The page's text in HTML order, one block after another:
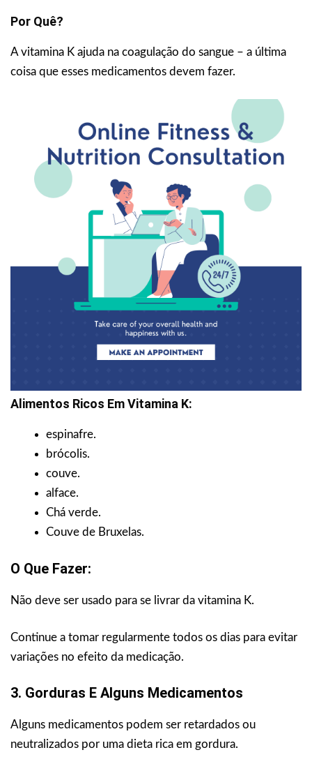
Por Quê?
A vitamina K ajuda na coagulação do sangue – a última
coisa que esses medicamentos devem fazer.
Alimentos Ricos Em Vitamina K:
espinafre.
brócolis.
couve.
alface.
Chá verde.
Couve de Bruxelas.
O Que Fazer:
Não deve ser usado para se livrar da vitamina K.
Continue a tomar regularmente todos os dias para evitar
variações no efeito da medicação.
3. Gorduras E Alguns Medicamentos
Alguns medicamentos podem ser retardados ou
neutralizados por uma dieta rica em gordura.